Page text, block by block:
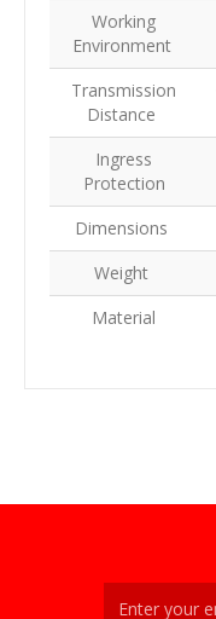
Working
Environment
Transmission
Distance
Ingress
Protection
Dimensions
Weight
Material